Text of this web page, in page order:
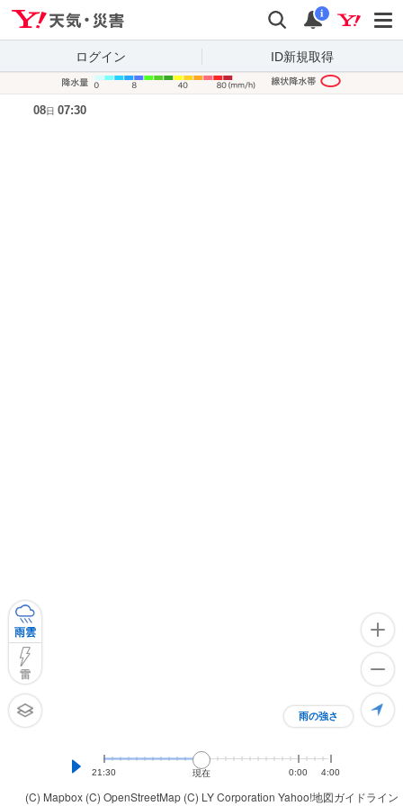
検索 通知
i
ログイン ID新規取得
(C) Mapbox (C) OpenStreetMap (C) LY Corporation Yahoo!地図ガイドライン
雨の強さ
雨雲
雷
21:30 現在 0:00 4:00
08日 07:30